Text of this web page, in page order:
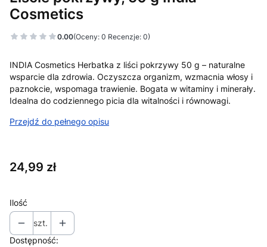
Cosmetics
0.00(Oceny: 0 Recenzje: 0)
INDIA Cosmetics Herbatka z liści pokrzywy 50 g – naturalne
wsparcie dla zdrowia. Oczyszcza organizm, wzmacnia włosy i
paznokcie, wspomaga trawienie. Bogata w witaminy i minerały.
Idealna do codziennego picia dla witalności i równowagi.
Przejdź do pełnego opisu
Cena
24,99 zł
Ilość
szt.
Dostępność: